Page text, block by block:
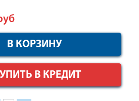
В КРЕДИТ